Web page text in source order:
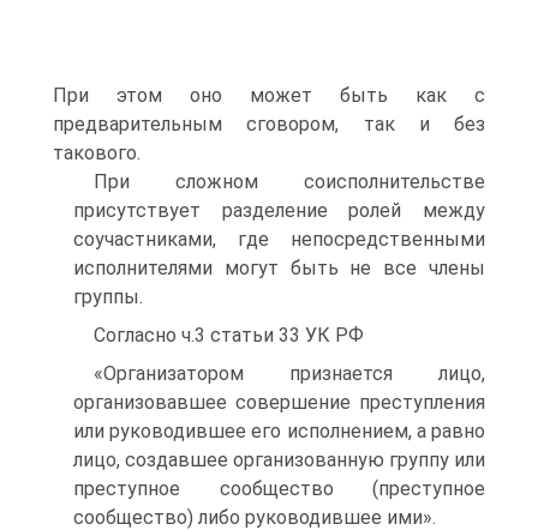
При этом оно может быть как с
предварительным сговором, так и без
такового.
При сложном соисполнительстве
присутствует разделение ролей между
соучастниками, где непосредственными
исполнителями могут быть не все члены
группы.
Согласно ч.3 статьи 33 УК РФ
«Организатором признается лицо,
организовавшее совершение преступления
или руководившее его исполнением, а равно
лицо, создавшее организованную группу или
преступное сообщество (преступное
сообщество) либо руководившее ими».